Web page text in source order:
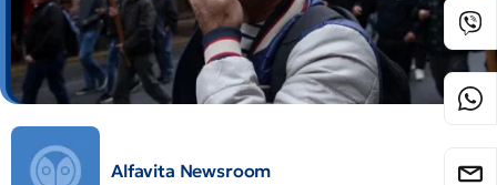
Alfavita Newsroom